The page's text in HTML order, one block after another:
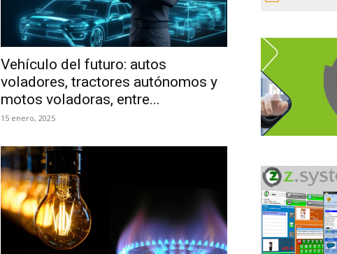
Vehículo del futuro: autos
voladores, tractores autónomos y
motos voladoras, entre...
15 enero, 2025